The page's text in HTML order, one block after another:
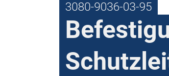
3080-9036-03-95